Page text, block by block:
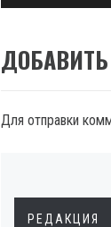
Для отправки
РЕДАКЦИЯ